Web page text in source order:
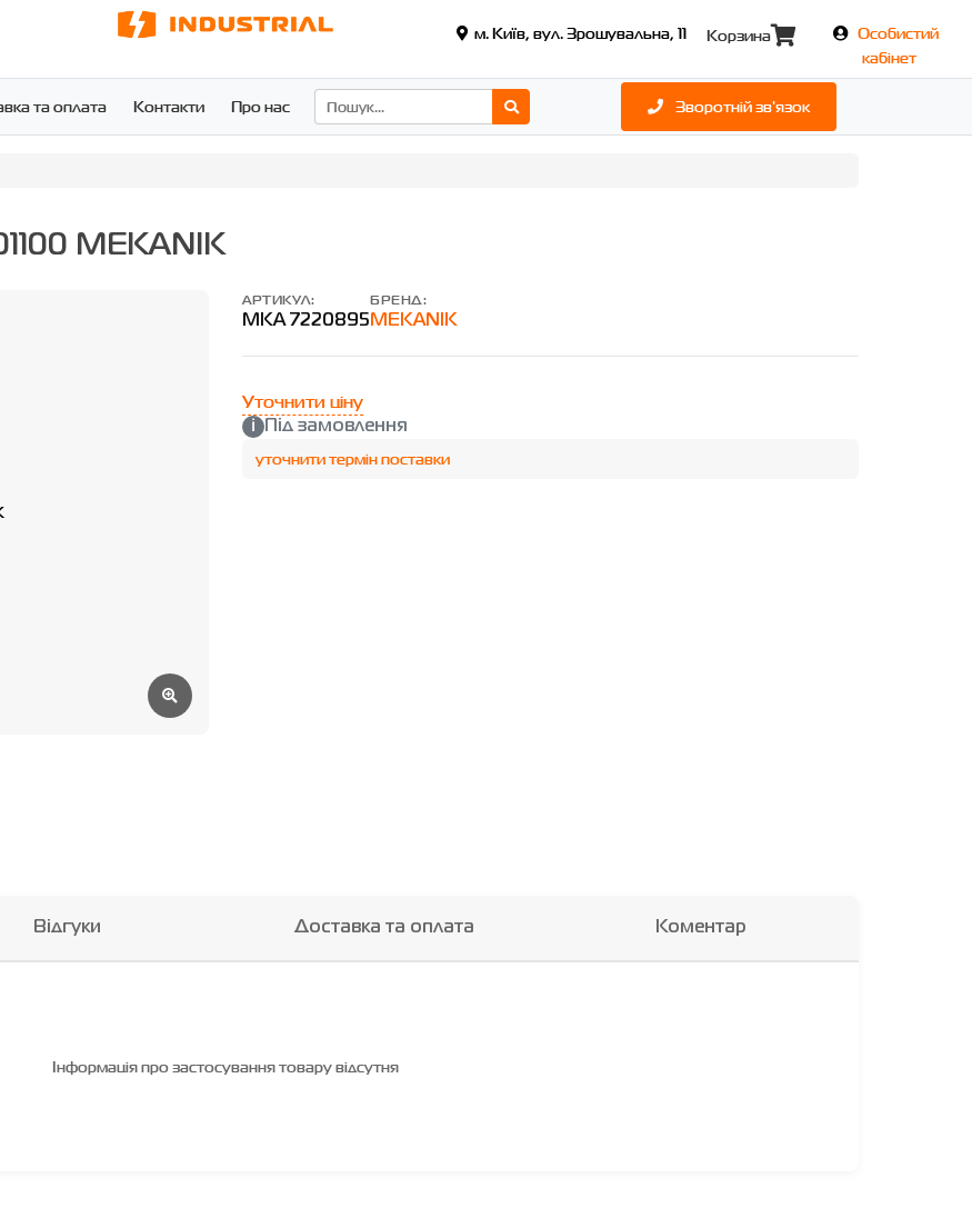
м. Київ, вул. Зрошувальна, 11 Корзина
Особистий
кабінет
та оплата Контакти Про нас Зворотній зв'язок
MEKANIK
АРТИКУЛ:
MKA 7220895
БРЕНД:
MEKANIK
Уточнити ціну
Під замовлення
уточнити термін поставки
Відгуки Доставка та оплата Коментар
Інформація про застосування товару відсутня